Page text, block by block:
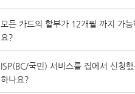
모든 카드의 할부가 12개월 까지 가
요?
ISP(BC/국민) 서비스를 집에서 신청
하나요?